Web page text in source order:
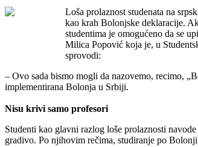
Loša prolaznost studenata na
kao krah Bolonjske deklaracije.
studentima je omogućeno da se
Milica Popović koja je, u
sprovodi:
– Ovo sada bismo mogli da nazovemo, recimo,
implementirana Bolonja u Srbiji.
Nisu krivi samo profesori
Studenti kao glavni razlog loše prolaznosti
gradivo. Po njihovim rečima, studiranje po